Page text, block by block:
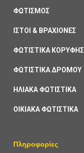
ΦΩΤΙΣΜΟΣ
ΙΣΤΟΙ & ΒΡΑΧΙΟΝΕΣ
ΦΩΤΙΣΤΙΚΑ ΚΟΡΥΦΗΣ
ΦΩΤΙΣΤΙΚΑ ΔΡΟΜΟΥ
ΗΛΙΑΚΑ ΦΩΤΙΣΤΙΚΑ
ΟΙΚΙΑΚΑ ΦΩΤΙΣΤΙΚΑ
Πληροφορίες